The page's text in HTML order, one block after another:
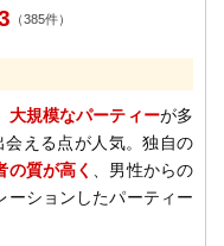
（385件）
大規模なパーティーが多
える点が人気。独自の
の質が高く
、男性からの
ーションしたパーティー